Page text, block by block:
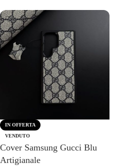
IN OFFERTA
VENDUTO
Cover Samsung Gucci Blu
Artigianale